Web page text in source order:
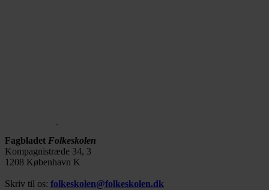
Fagbladet Folkeskolen
Kompagnistræde 34, 3
1208 København K
Skriv til os: folkeskolen@folkeskolen.dk